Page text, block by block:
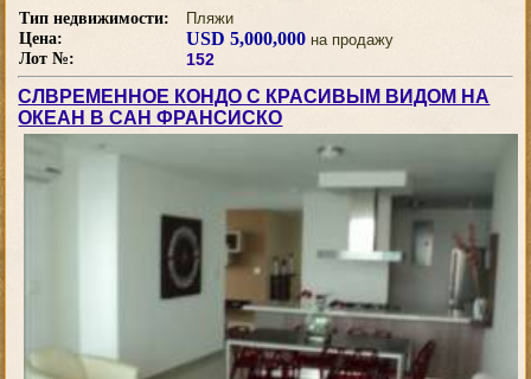
Тип недвижимости:
Пляжи
Цена:
USD 5,000,000 на продажу
Лот №:
152
СЛВРЕМЕННОЕ КОНДО С КРАСИВЫМ ВИДОМ НА
ОКЕАН В САН ФРАНСИСКО